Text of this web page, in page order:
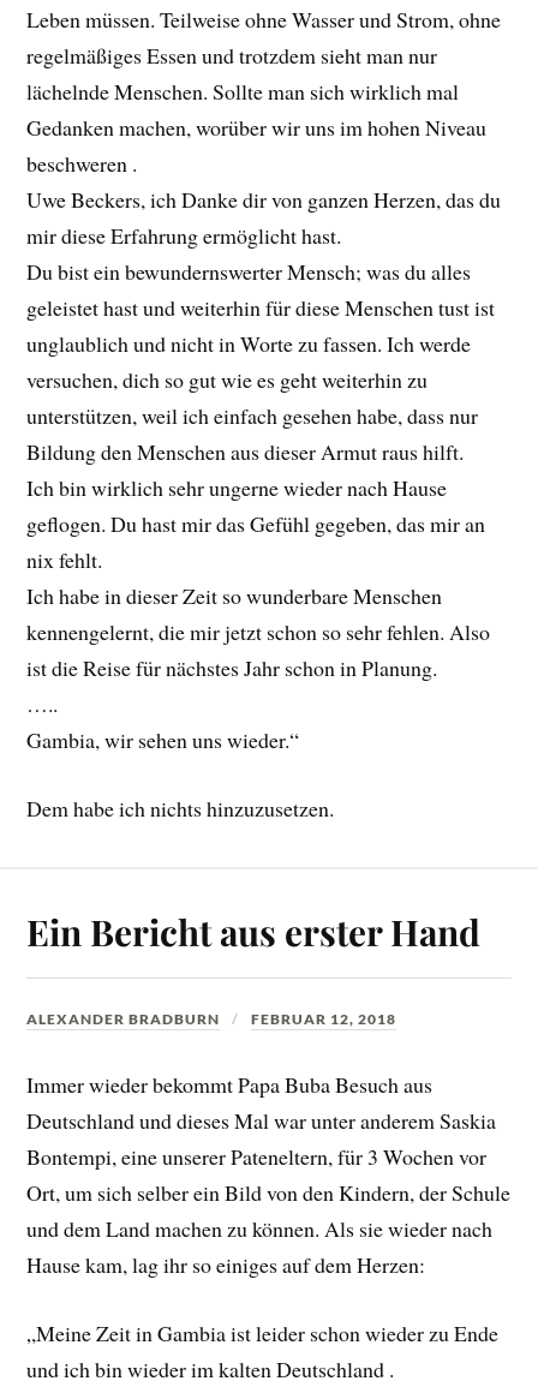
Leben müssen. Teilweise ohne Wasser und Strom, ohne
regelmäßiges Essen und trotzdem sieht man nur
lächelnde Menschen. Sollte man sich wirklich mal
Gedanken machen, worüber wir uns im hohen Niveau
beschweren .
Uwe Beckers, ich Danke dir von ganzen Herzen, das du
mir diese Erfahrung ermöglicht hast.
Du bist ein bewundernswerter Mensch; was du alles
geleistet hast und weiterhin für diese Menschen tust ist
unglaublich und nicht in Worte zu fassen. Ich werde
versuchen, dich so gut wie es geht weiterhin zu
unterstützen, weil ich einfach gesehen habe, dass nur
Bildung den Menschen aus dieser Armut raus hilft.
Ich bin wirklich sehr ungerne wieder nach Hause
geflogen. Du hast mir das Gefühl gegeben, das mir an
nix fehlt.
Ich habe in dieser Zeit so wunderbare Menschen
kennengelernt, die mir jetzt schon so sehr fehlen. Also
ist die Reise für nächstes Jahr schon in Planung.
…..
Gambia, wir sehen uns wieder.“
Dem habe ich nichts hinzuzusetzen.
Ein Bericht aus erster Hand
ALEXANDER BRADBURN FEBRUAR 12, 2018
Immer wieder bekommt Papa Buba Besuch aus
Deutschland und dieses Mal war unter anderem Saskia
Bontempi, eine unserer Pateneltern, für 3 Wochen vor
Ort, um sich selber ein Bild von den Kindern, der Schule
und dem Land machen zu können. Als sie wieder nach
Hause kam, lag ihr so einiges auf dem Herzen:
„Meine Zeit in Gambia ist leider schon wieder zu Ende
und ich bin wieder im kalten Deutschland .